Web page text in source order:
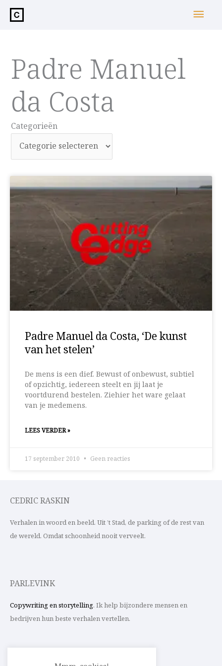
inhoud
Padre Manuel
da Costa
Categorieën
Categorieën
Padre Manuel da Costa, ‘De kunst
van het stelen’
De mens is een dief. Bewust of onbewust, subtiel
of opzichtig, iedereen steelt en jij laat je
voortdurend bestelen. Ziehier het ware gelaat
van je medemens.
LEES VERDER »
17 september 2010 Geen reacties
CEDRIC RASKIN
Verhalen in woord en beeld. Uit ’t Stad, de parking of de rest van
de wereld. Omdat schoonheid nooit verveelt.
PARLEVINK
Copywriting en storytelling. Ik help bijzondere mensen en
bedrijven hun beste verhalen vertellen.